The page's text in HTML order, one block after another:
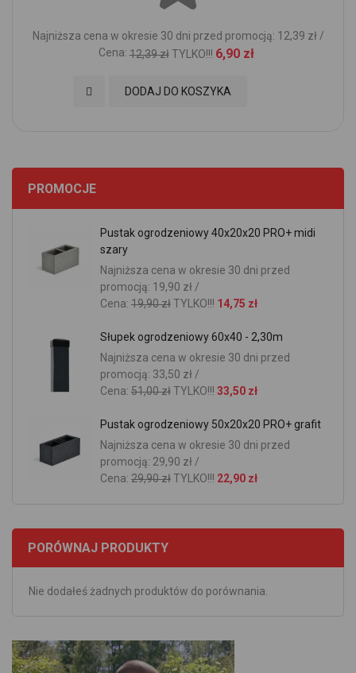
Najniższa cena w okresie 30 dni przed promocją: 12,39 zł /
Cena: 12,39 zł TYLKO!!! 6,90 zł
DODAJ DO KOSZYKA
Dodaj do Ulubionych
PROMOCJE
Pustak ogrodzeniowy 40x20x20 PRO+ midi
szary
Najniższa cena w okresie 30 dni przed
promocją: 19,90 zł /
Cena: 19,90 złTYLKO!!! 14,75 zł
Słupek ogrodzeniowy 60x40 - 2,30m
Najniższa cena w okresie 30 dni przed
promocją: 33,50 zł /
Cena: 51,00 złTYLKO!!! 33,50 zł
Pustak ogrodzeniowy 50x20x20 PRO+ grafit
Najniższa cena w okresie 30 dni przed
promocją: 29,90 zł /
Cena: 29,90 złTYLKO!!! 22,90 zł
PORÓWNAJ PRODUKTY
Nie dodałeś żadnych produktów do porównania.